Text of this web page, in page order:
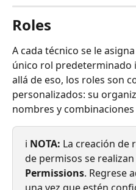
Roles
A cada técnico se le
único rol predeterminado
allá de eso, los roles son
personalizados: su
nombres y
ℹ️ NOTA: La creación de
de permisos se realizan
Permissions. Regrese